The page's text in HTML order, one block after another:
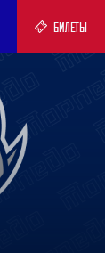
БИЛЕТЫ